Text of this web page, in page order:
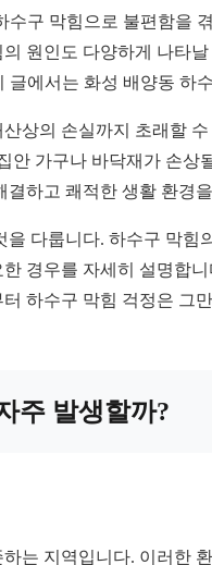
구 막힘으로 불편함을
원인도 다양하게 나타
에서는 화성 배양동
상의 손실까지 초래할
안 가구나 바닥재가 손
하고 쾌적한 생활 환경
다룹니다. 하수구 막
경우를 자세히 설명합
하수구 막힘 걱정은 그
주 발생할까?
는 지역입니다. 이러한